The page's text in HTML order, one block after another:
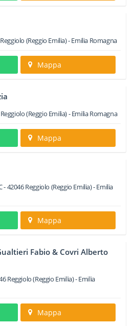
Reggiolo (Reggio Emilia) -Emilia Romagna
Mappa
Reggiolo(Reggio Emilia) -Emilia Romagna
Mappa
-42046Reggiolo (Reggio Emilia) -Emilia
Mappa
Fabio & Covri Alberto
Reggiolo(Reggio Emilia) -Emilia
Mappa